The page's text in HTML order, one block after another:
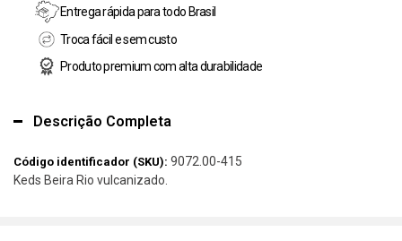
Entrega rápida para todo Brasil
Troca fácil e sem custo
Produto premium com alta durabilidade
Descrição Completa
Código identificador (SKU): 9072.00-415
Keds Beira Rio vulcanizado.